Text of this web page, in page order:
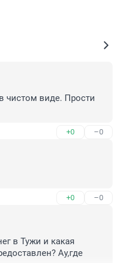
по мере
программа с
ленд-арте,
о природе
о том, как
и многом
чистом виде. Прости
+0 –0
+0 –0
в Тужи и какая
Ау,где